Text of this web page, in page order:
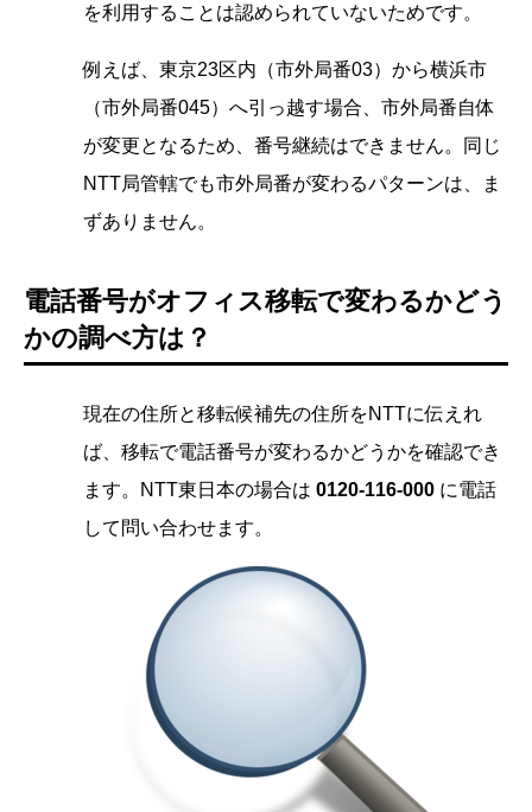
を利用することは認められていないためです。
例えば、東京23区内（市外局番03）から横浜市
（市外局番045）へ引っ越す場合、市外局番自体
が変更となるため、番号継続はできません。同じ
NTT局管轄でも市外局番が変わるパターンは、ま
ずありません。
電話番号がオフィス移転で変わるかどう
かの調べ方は？
現在の住所と移転候補先の住所をNTTに伝えれ
ば、移転で電話番号が変わるかどうかを確認でき
ます。NTT東日本の場合は 0120-116-000 に電話
して問い合わせます。